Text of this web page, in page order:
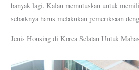
banyak lagi. Kalau memutuskan untuk
sebaiknya harus melakukan pemeriksaan
Jenis Housing di Korea Selatan Untuk